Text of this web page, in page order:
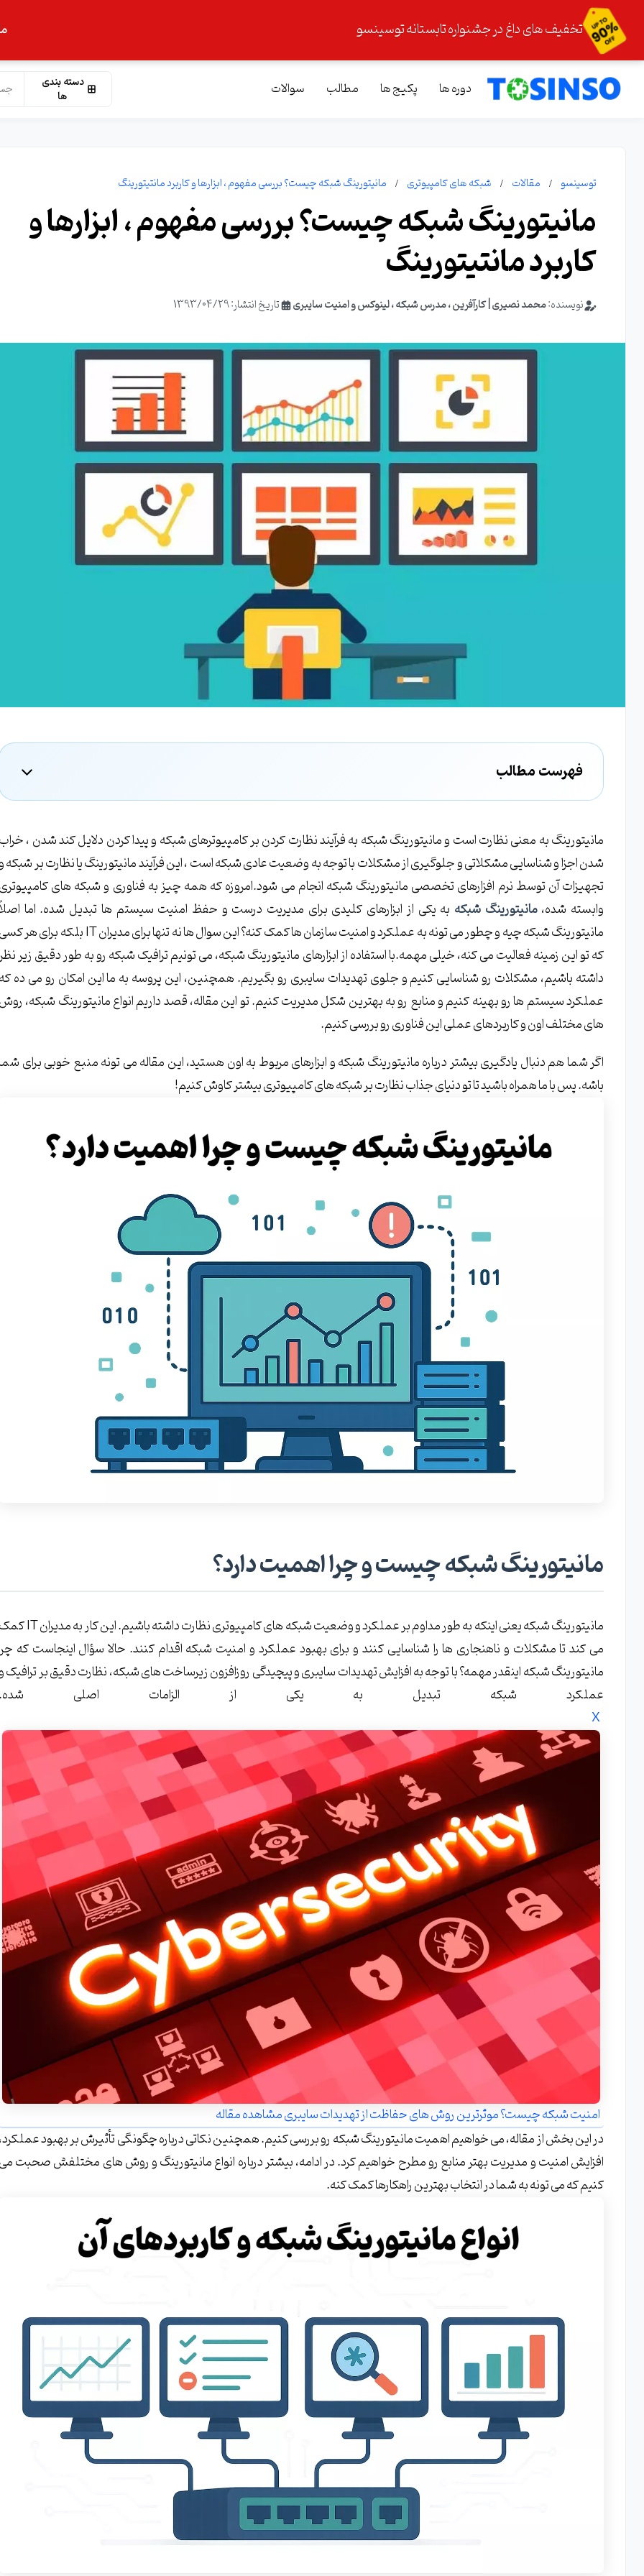
تخفیف های داغ در جشنواره تابستانه توسینسو
دوره ها پکیج ها مطالب سوالات
دسته بندی
ها
توسینسو مقالات شبکه های کامپیوتری مانیتورینگ شبکه چیست؟ بررسی مفهوم ، ابزارها و کاربرد مانتیتورینگ
مانیتورینگ شبکه چیست؟ بررسی مفهوم ، ابزارها و
کاربرد مانتیتورینگ
نویسنده:محمد نصیری | کارآفرین ، مدرس شبکه ، لینوکس و امنیت سایبری تاریخ انتشار: 1393/04/29
فهرست مطالب
مانیتورینگ شبکه چیست و چرا اهمیت دارد؟
مانیتورینگ عملکرد شبکه چگونه انجام می شود؟
راهکارهای مانیتورینگ امنیت شبکه
چگونه ترافیک شبکه را پایش کنیم؟
مدیریت پهنای باند با مانیتورینگ
روش های مختلف مانیتورینگ شبکه
مانیتورینگ مبتنی بر نرم افزار: مزایا و معایب
کاربردهای مانیتورینگ مبتنی بر سخت افزار
معرفی نرم افزارهای رایگان مانیتورینگ شبکه
نرم افزارهای تجاری و حرفه ای برای نظارت بر شبکه
بهبود عملکرد و کارایی با پایش دقیق شبکه
افزایش امنیت و شناسایی تهدیدات سایبری با نظارت مستمر
بهینه سازی مصرف منابع با مدیریت پهنای باند
عیب یابی سریع مشکلات شبکه: چگونه ممکن است؟
مقایسه ابزارهای محبوب مانیتورینگ شبکه
چالش ها و محدودیت های پیش روی مانیتورینگ شبکه
آینده فناوری های مانیتورینگ شبکه: چه انتظاراتی داریم؟
مانیتورینگ به معنی نظارت است و مانیتورینگ شبکه به فرآیند نظارت کردن بر کامپیوترهای شبکه و پیدا کردن دلایل کند شدن ، خراب
شدن اجزا و شناسایی مشکلاتی و جلوگیری از مشکلات با توجه به وضعیت عادی شبکه است ، این فرآیند مانیتورینگ یا نظارت بر شبکه و
تجهیزات آن توسط نرم افزارهای تخصصی مانیتورینگ شبکه انجام می شود.امروزه که همه چیز به فناوری و شبکه های کامپیوتری
وابسته شده،مانیتورینگ شبکه به یکی از ابزارهای کلیدی برای مدیریت درست و حفظ امنیت سیستم ها تبدیل شده. اما
مانیتورینگ شبکه چیه و چطور می تونه به عملکرد و امنیت سازمان ها کمک کنه؟ این سوال ها نه تنها برای مدیران IT بلکه برای هر کسی
که تو این زمینه فعالیت می کنه، خیلی مهمه.با استفاده از ابزارهای مانیتورینگ شبکه، می تونیم ترافیک شبکه رو به طور دقیق زیر
داشته باشیم، مشکلات رو شناسایی کنیم و جلوی تهدیدات سایبری رو بگیریم. همچنین، این پروسه به ما این امکان رو می ده که
عملکرد سیستم ها رو بهینه کنیم و منابع رو به بهترین شکل مدیریت کنیم. تو این مقاله، قصد داریم انواع مانیتورینگ شبکه، روش
های مختلف اون و کاربردهای عملی این فناوری رو بررسی کنیم.
اگر شما هم دنبال یادگیری بیشتر درباره مانیتورینگ شبکه و ابزارهای مربوط به اون هستید، این مقاله می تونه منبع خوبی برای
باشه. پس با ما همراه باشید تا تو دنیای جذاب نظارت بر شبکه های کامپیوتری بیشتر کاوش کنیم!
مانیتورینگ شبکه چیست و چرا اهمیت دارد؟
مانیتورینگ شبکه یعنی اینکه به طور مداوم بر عملکرد و وضعیت شبکه های کامپیوتری نظارت داشته باشیم. این کار به مدیران IT کمک
می کند تا مشکلات و ناهنجاری ها را شناسایی کنند و برای بهبود عملکرد و امنیت شبکه اقدام کنند. حالا سؤال اینجاست که
مانیتورینگ شبکه اینقدر مهمه؟ با توجه به افزایش تهدیدات سایبری و پیچیدگی روزافزون زیرساخت های شبکه، نظارت دقیق بر ترافیک و
عملکرد شبکه تبدیل به یکی از الزامات اصلی شده.
X
امنیت شبکه چیست؟ موثرترین روش های حفاظت از تهدیدات سایبری مشاهده مقاله
در این بخش از مقاله، می خواهیم اهمیت مانیتورینگ شبکه رو بررسی کنیم. همچنین نکاتی درباره چگونگی تأثیرش بر بهبود عملکرد،
افزایش امنیت و مدیریت بهتر منابع رو مطرح خواهیم کرد. در ادامه، بیشتر درباره انواع مانیتورینگ و روش های مختلفش صحبت می
کنیم که می تونه به شما در انتخاب بهترین راهکارها کمک کنه.